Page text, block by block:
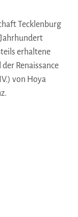
Tecklenburg
erhaltene
Renaissance
von Hoya